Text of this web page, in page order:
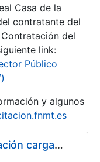
Casa de la
contratante del
del
link:
Público
y algunos
Pliego condiciones optimización cargas compras firmado